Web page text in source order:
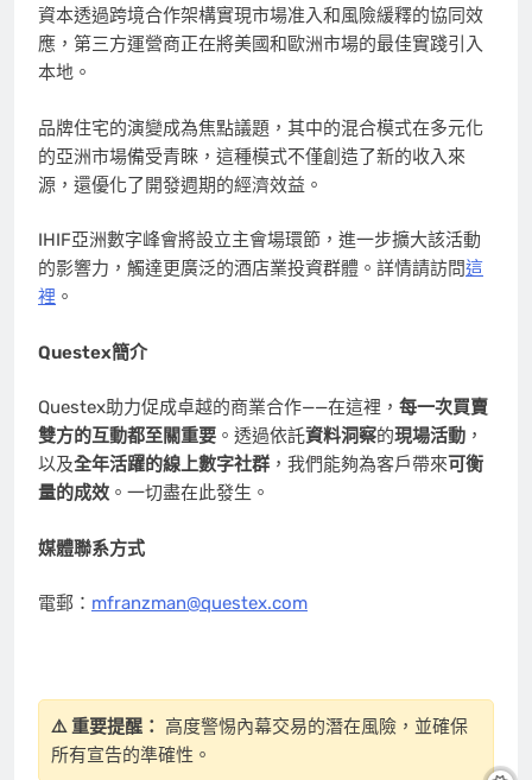
資本透過跨境合作架構實現市場准入和風險緩釋的協同效
應，第三方運營商正在將美國和歐洲市場的最佳實踐引入
本地。
品牌住宅的演變成為焦點議題，其中的混合模式在多元化
的亞洲市場備受青睞，這種模式不僅創造了新的收入來
源，還優化了開發週期的經濟效益。
IHIF亞洲數字峰會將設立主會場環節，進一步擴大該活動
的影響力，觸達更廣泛的酒店業投資群體。詳情請訪問這
裡 。
Questex簡介
Questex助力促成卓越的商業合作——在這裡， 每一次買賣
雙方的互動都至關重要 。透過依託資料洞察的現場活動 ，
以及全年活躍的線上數字社群 ，我們能夠為客戶帶來可衡
量的成效 。一切盡在此發生。
媒體聯系方式
電郵： mfranzman@questex.com
⚠️ 重要提醒： 高度警惕內幕交易的潛在風險，並確保
所有宣告的準確性。